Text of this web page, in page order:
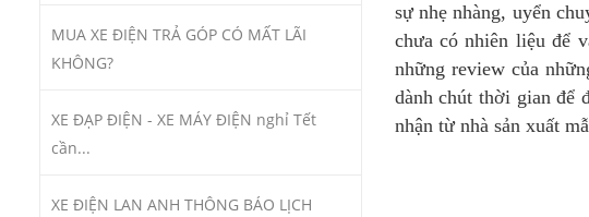
MUA XE ĐIỆN TRẢ GÓP CÓ MẤT LÃI
KHÔNG?
XE ĐẠP ĐIỆN - XE MÁY ĐIỆN nghỉ Tết
cần...
XE ĐIỆN LAN ANH THÔNG BÁO LỊCH
sự nhẹ nhàng, uyển
chưa có nhiên liệu để
những review của
dành chút thời gian để
nhận từ nhà sản xuất